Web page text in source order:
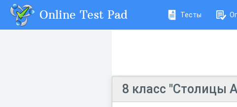
Online Test Pad Тесты
8 класс "Столицы